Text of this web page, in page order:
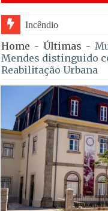
Incêndio em Fornos
Home - Últimas -
Mendes distinguido
Reabilitação Urbana